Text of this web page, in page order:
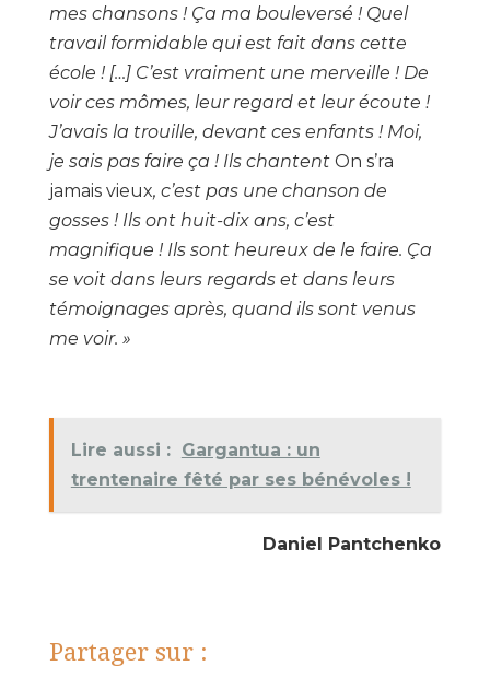
mes chansons ! Ça ma bouleversé ! Quel
travail formidable qui est fait dans cette
école ! […] C’est vraiment une merveille ! De
voir ces mômes, leur regard et leur écoute !
J’avais la trouille, devant ces enfants ! Moi,
je sais pas faire ça ! Ils chantent On s’ra
jamais vieux, c’est pas une chanson de
gosses ! Ils ont huit-dix ans, c’est
magnifique ! Ils sont heureux de le faire. Ça
se voit dans leurs regards et dans leurs
témoignages après, quand ils sont venus
me voir. »
Lire aussi : Gargantua : un
trentenaire fêté par ses bénévoles !
Daniel Pantchenko
Partager sur :